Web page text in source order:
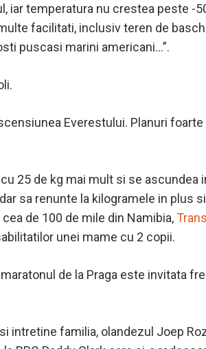
iar temperatura nu crestea peste -
facilitati, inclusiv teren de
puscasi marini americani…”.
Everestului. Planuri
25 de kg mai mult si se ascundea
sa renunte la kilogramele in plus
de 100 de mile din Namibia,
unei mame cu 2 copii.
de la Praga este invitata
intretine familia, olandezul Joep